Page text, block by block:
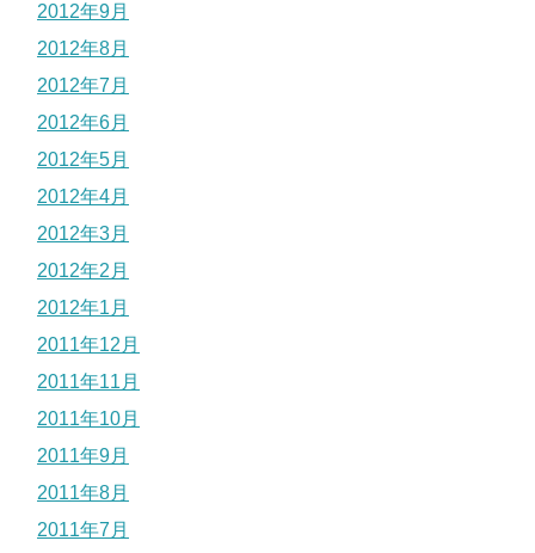
2012年9月
2012年8月
2012年7月
2012年6月
2012年5月
2012年4月
2012年3月
2012年2月
2012年1月
2011年12月
2011年11月
2011年10月
2011年9月
2011年8月
2011年7月